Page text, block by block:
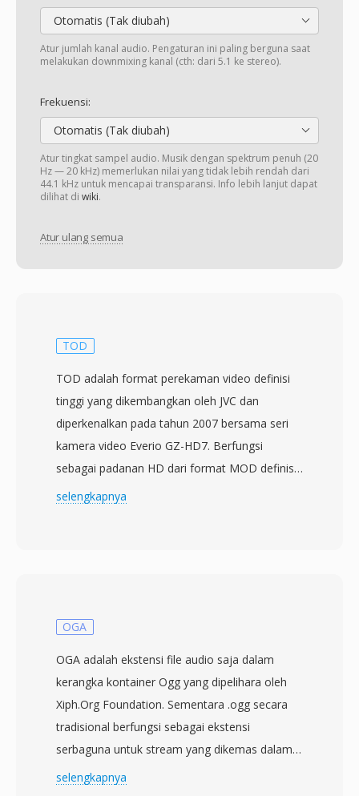
Otomatis (Tak diubah)
Atur jumlah kanal audio. Pengaturan ini paling berguna saat
melakukan downmixing kanal (cth: dari 5.1 ke stereo).
Frekuensi:
Otomatis (Tak diubah)
Atur tingkat sampel audio. Musik dengan spektrum penuh (20
Hz — 20 kHz) memerlukan nilai yang tidak lebih rendah dari
44.1 kHz untuk mencapai transparansi. Info lebih lanjut dapat
dilihat di wiki.
Atur ulang semua
TOD
TOD adalah format perekaman video definisi
tinggi yang dikembangkan oleh JVC dan
diperkenalkan pada tahun 2007 bersama seri
kamera video Everio GZ-HD7. Berfungsi
sebagai padanan HD dari format MOD definisi
standar, file TOD berisi data transport stream
dari definisi standar ke definisi tinggi,
menyeimbangkan kualitas HD dengan ukuran
file yang praktis untuk hard disk drive dan kartu
memori yang digunakan sebagai media
perekaman. File TOD memiliki kesamaan
struktural dengan transport stream MPEG-2
yang digunakan dalam aplikasi siaran,
selengkapnya
OGA
OGA adalah ekstensi file audio saja dalam
kerangka kontainer Ogg yang dipelihara oleh
Xiph.Org Foundation. Sementara .ogg secara
tradisional berfungsi sebagai ekstensi
serbaguna untuk stream yang dikemas dalam
Ogg, pengenalan .oga pada tahun 2007
selengkapnya